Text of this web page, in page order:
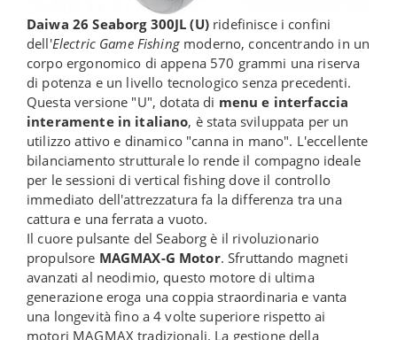
Daiwa 26 Seaborg 300JL (U)ridefinisce i confini
dell'Electric Game Fishingmoderno, concentrando in un
corpo ergonomico di appena 570 grammi una riserva
di potenza e un livello tecnologico senza precedenti.
Questa versione "U", dotata di menu e interfaccia
interamente in italiano, è stata sviluppata per un
utilizzo attivo e dinamico "canna in mano". L'eccellente
bilanciamento strutturale lo rende il compagno ideale
per le sessioni di vertical fishing dove il controllo
immediato dell'attrezzatura fa la differenza tra una
cattura e una ferrata a vuoto.
Il cuore pulsante del Seaborg è il rivoluzionario
propulsore MAGMAX-G Motor. Sfruttando magneti
avanzati al neodimio, questo motore di ultima
generazione eroga una coppia straordinaria e vanta
una longevità fino a 4 volte superiore rispetto ai
motori MAGMAX tradizionali. La gestione della